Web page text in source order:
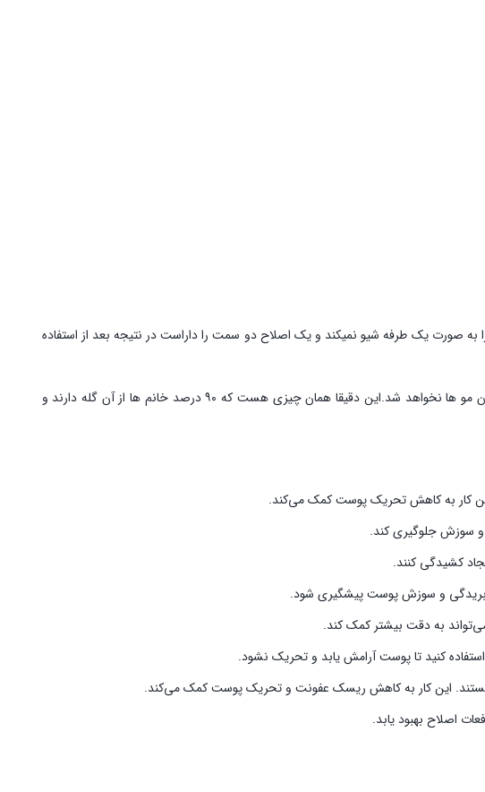
صورت یک طرفه شیو نمیکند و یک اصلاح دو سمت را داراست در نتیجه بعد از استفاده
همچنین به دلیل سرعت بالای شیو کردن ریشه مو از قطع شدن مو مطلع نخواهد شد و در نتیجه در طولانی مدت باعث ضخیم تر شدن مو ها نخواهد شد.این دقیقا همان چیزی هست که ۹۰ درصد خانم ها از آن گله دارند و
این کار به کاهش تحریک پوست کمک می‌کند.
و سوزش جلوگیری کند.
کشیدگی کنند.
بریدگی و سوزش پوست پیشگیری شود.
به دقت بیشتر کمک کند.
کنید تا پوست آرامش یابد و تحریک نشود.
هستند. این کار به کاهش ریسک عفونت و تحریک پوست کمک می‌کند.
اصلاح بهبود یابد.